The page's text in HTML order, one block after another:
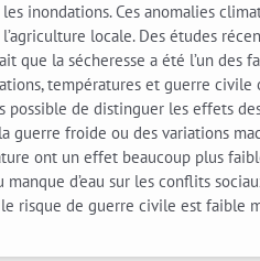
inondations. Ces anomalies
locale. Des études
que la sécheresse a été l’un
températures et guerre
possible de distinguer les effets
froide ou des variations
ont un effet beaucoup plus
d’eau sur les conflits
risque de guerre civile est faible